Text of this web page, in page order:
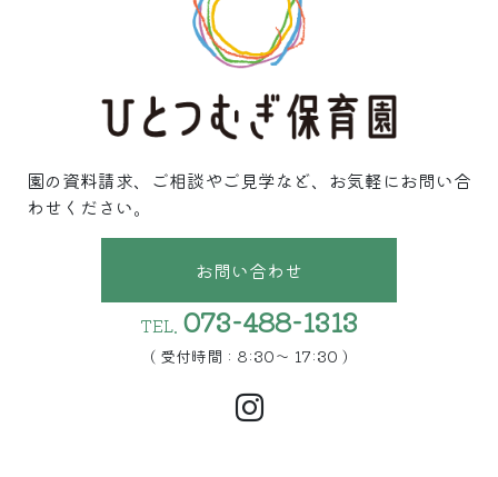
園の資料請求、ご相談やご見学など、お気軽にお問い合
わせください。
お問い合わせ
TEL. 073-488-1313
( 受付時間 : 8:30〜 17:30 )